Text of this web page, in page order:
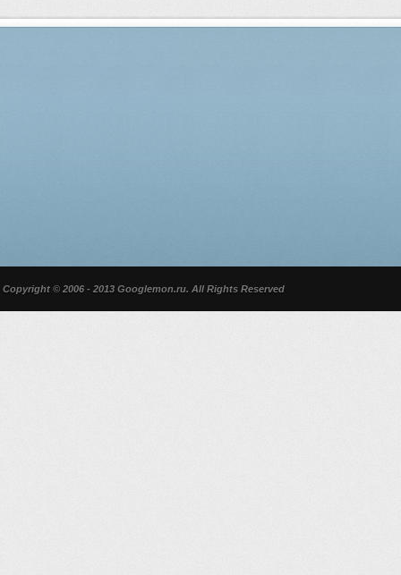
Copyright © 2006 - 2013 Googlemon.ru. All Rights Reserved